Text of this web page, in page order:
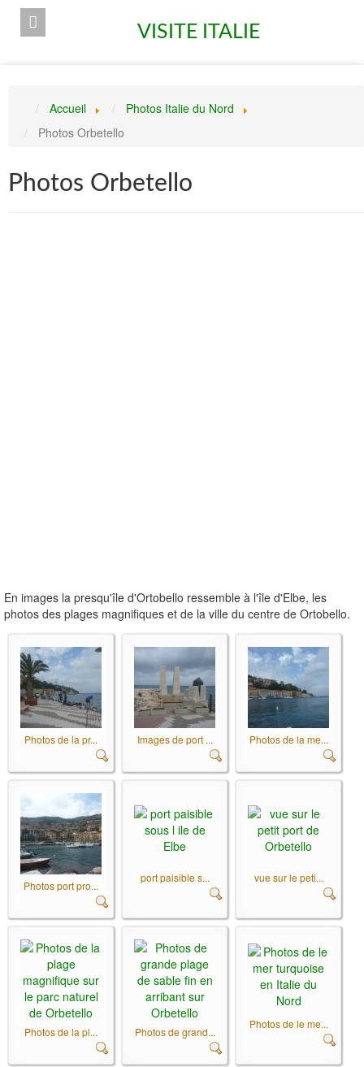
VISITE ITALIE
Accueil
Photos Italie du Nord
Photos Orbetello
Photos Orbetello
En images la presqu'île d'Ortobello ressemble à l'île d'Elbe, les
photos des plages magnifiques et de la ville du centre de Ortobello.
Photos de la pr... Images de port ... Photos de la me...
Photos port pro...
port paisible s... vue sur le peti...
Photos de la pl... Photos de grand...
Photos de le me...